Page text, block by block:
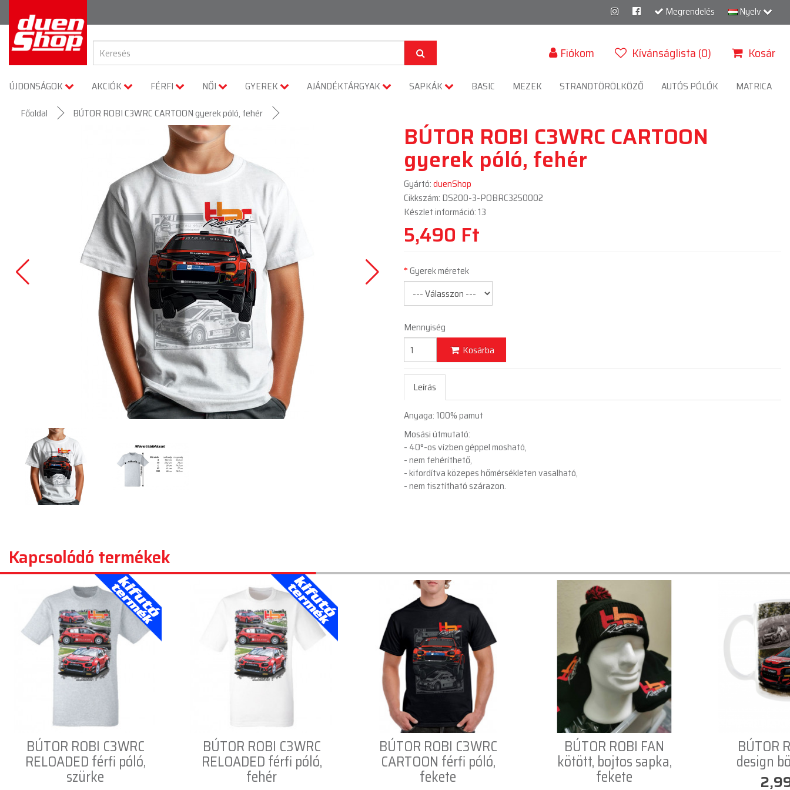
Megrendelés Nyelv
Fiókom Kívánságlista (0) Kosár
ÚJDONSÁGOK AKCIÓK FÉRFI NŐI GYEREK AJÁNDÉKTÁRGYAK SAPKÁK BASIC MEZEK STRANDTÖRÖLKÖZŐ AUTÓS PÓLÓK
MATRICA
Főoldal
BÚTOR ROBI C3WRC CARTOON gyerek póló, fehér
BÚTOR ROBI C3WRC CARTOON
gyerek póló, fehér
Gyártó:duenShop
Cikkszám: DS200-3-POBRC3250002
Készlet információ: 13
5,490 Ft
Gyerek méretek
Mennyiség
Kosárba
Leírás
Anyaga: 100% pamut
Mosási útmutató:
- 40°-os vízben géppel mosható,
- nem fehéríthető,
- kifordítva közepes hőmérsékleten vasalható,
- nem tisztítható szárazon.
Kapcsolódó termékek
BÚTOR ROBI C3WRC
RELOADED férfi póló,
szürke
BÚTOR ROBI C3WRC
RELOADED férfi póló,
fehér
BÚTOR ROBI C3WRC
CARTOON férfi póló,
fekete
BÚTOR ROBI FAN
kötött, bojtos sapka,
fekete
BÚTOR
design